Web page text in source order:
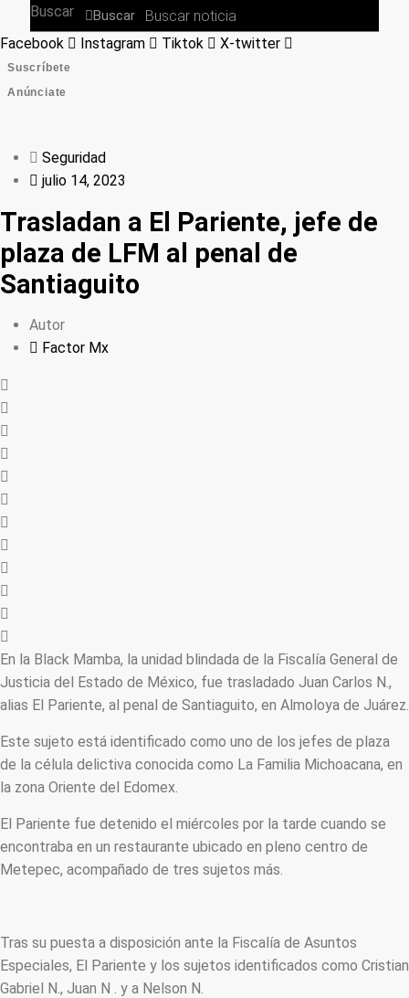
Buscar Buscar
Facebook Instagram Tiktok X-twitter
Suscríbete
Anúnciate
Seguridad
julio 14, 2023
Trasladan a El Pariente, jefe de
plaza de LFM al penal de
Santiaguito
Autor
Factor Mx
En la Black Mamba, la unidad blindada de la Fiscalía General de
Justicia del Estado de México, fue trasladado Juan Carlos N.,
alias El Pariente, al penal de Santiaguito, en Almoloya de Juárez.
Este sujeto está identificado como uno de los jefes de plaza
de la célula delictiva conocida como La Familia Michoacana, en
la zona Oriente del Edomex.
El Pariente fue detenido el miércoles por la tarde cuando se
encontraba en un restaurante ubicado en pleno centro de
Metepec, acompañado de tres sujetos más.
Tras su puesta a disposición ante la Fiscalía de Asuntos
Especiales, El Pariente y los sujetos identificados como Cristian
Gabriel N., Juan N . y a Nelson N.